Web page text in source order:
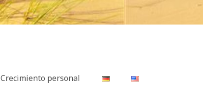
Crecimiento personal